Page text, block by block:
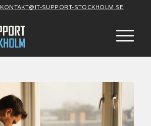
KONTAKT@IT-SUPPORT-STOCKHOLM.SE